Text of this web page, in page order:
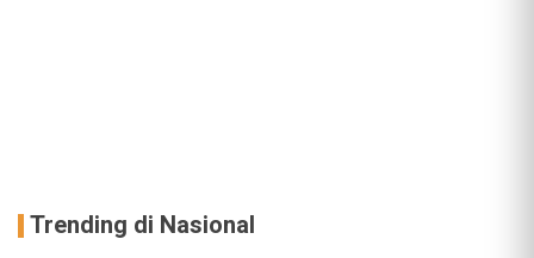
Trending di Nasional